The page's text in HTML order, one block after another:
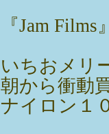
『Jam
いちおメリ
朝から衝動
ナイロン１